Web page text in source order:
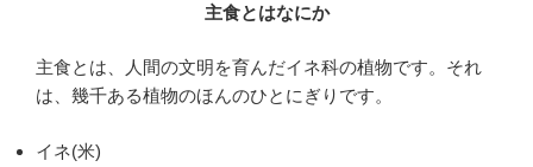
主食とはなにか
主食とは、人間の文明を育んだイネ科の植物です。それ
は、幾千ある植物のほんのひとにぎりです。
イネ(米)